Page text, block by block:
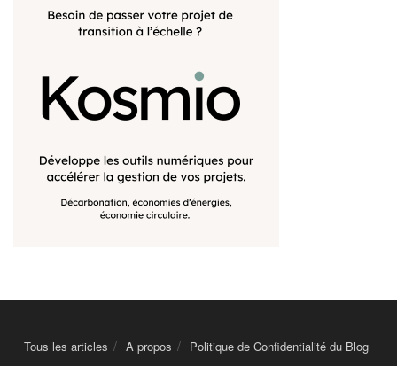
Tous les articles A propos Politique de Confidentialité du Blog